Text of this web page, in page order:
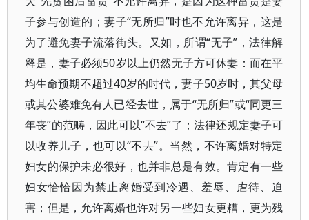
子参与创造的；妻子“无所归”时也不允许离异，这是
为了避免妻子流落街头。又如，所谓“无子”，法律解
释是，妻子必须50岁以上仍然无子方可休妻：而在平
均生命预期不超过40岁的时代，妻子50岁时，其父母
或其公婆难免有人已经去世，属于“无所归”或“同更三
年丧”的范畴，因此可以“不去”了；法律还规定妻子可
以收养儿子，也可以“不去”。当然，不许离婚对特定
妇女的保护未必很好，也并非总是有效。肯定有一些
妇女恰恰因为禁止离婚受到冷遇、羞辱、虐待、迫
害；但是，允许离婚也许对另一些妇女更糟，更为残